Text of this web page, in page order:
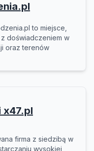
to miejsce,
doświadczeniem w
oraz terenów
x47.pl
firma z siedzibą w
wysokiej